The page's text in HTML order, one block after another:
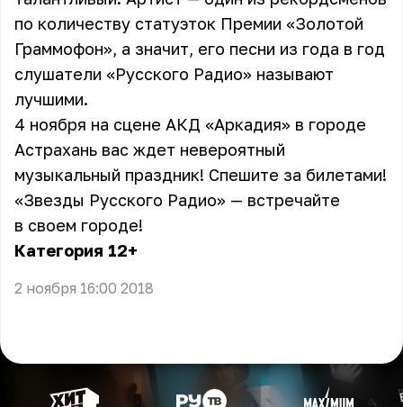
по количеству статуэток Премии «Золотой
Граммофон», а значит, его песни из года в год
слушатели «Русского Радио» называют
лучшими.
4 ноября на сцене АКД «Аркадия» в городе
Астрахань вас ждет невероятный
музыкальный праздник! Спешите за билетами!
«Звезды Русского Радио» — встречайте
в своем городе!
Категория 12+
2 ноября 16:00 2018